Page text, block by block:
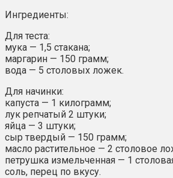
Ингредиенты:
Для теста:
мука — 1,5 стакана;
маргарин — 150 грамм;
вода — 5 столовых ложек.
Для начинки:
капуста — 1 килограмм;
лук репчатый 2 штуки;
яйца — 3 штуки;
сыр твердый — 150 грамм;
масло растительное — 2 столовое
петрушка измельченная — 1
соль, перец по вкусу.